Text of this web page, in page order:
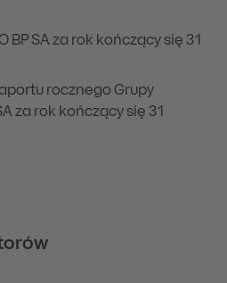
BP SA za rok kończący się 31
rocznego Grupy
za rok kończący się 31